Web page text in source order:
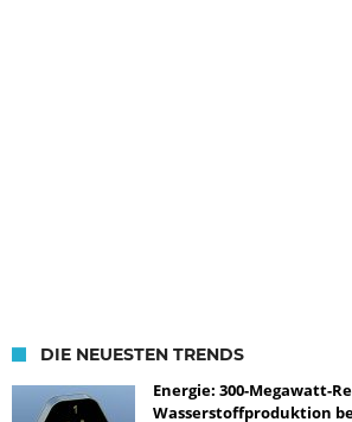
DIE NEUESTEN TRENDS
Energie: 300-Megawatt-
Wasserstoffproduktion